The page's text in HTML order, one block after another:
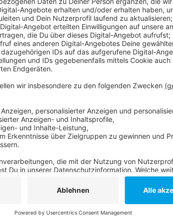
Der 7-Tages-Wert steht weiter über 170. Das
als 1.100 Düsseldorfern das Virus nachgewiesen
Altenheimen gibt es neue Fälle. An acht
Kinder, Bewohner oder Betreuungspersonen
Verläufe nimmt weiter zu. Mittlerweile liegen
weil sie an CoViD-19 erkrankt sind, 20 davon auf
Infoseite der Stadt zu Corona.
Anzeige